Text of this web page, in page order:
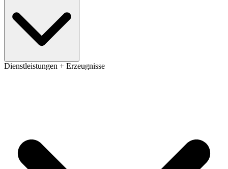
Dienstleistungen + Erzeugnisse